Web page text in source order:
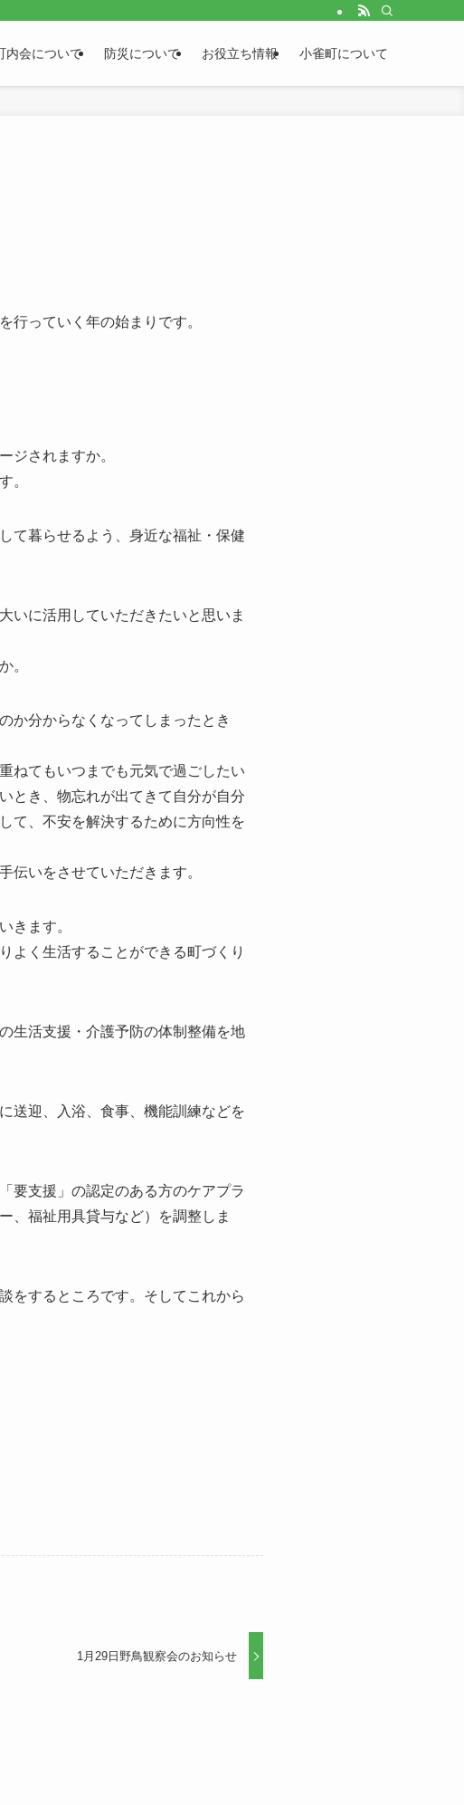
内会について 防災について お役立ち情報 小雀町について
行っていく年の始まりです。
ジされますか。
。
て暮らせるよう、身近な福祉・保健
いに活用していただきたいと思いま
。
か分からなくなってしまったとき
ねてもいつまでも元気で過ごしたい
とき、物忘れが出てきて自分が自分
て、不安を解決するために方向性を
伝いをさせていただきます。
きます。
よく生活することができる町づくり
生活支援・介護予防の体制整備を地
送迎、入浴、食事、機能訓練などを
要支援」の認定のある方のケアプラ
、福祉用具貸与など）を調整しま
をするところです。そしてこれから
1月29日野鳥観察会のお知らせ